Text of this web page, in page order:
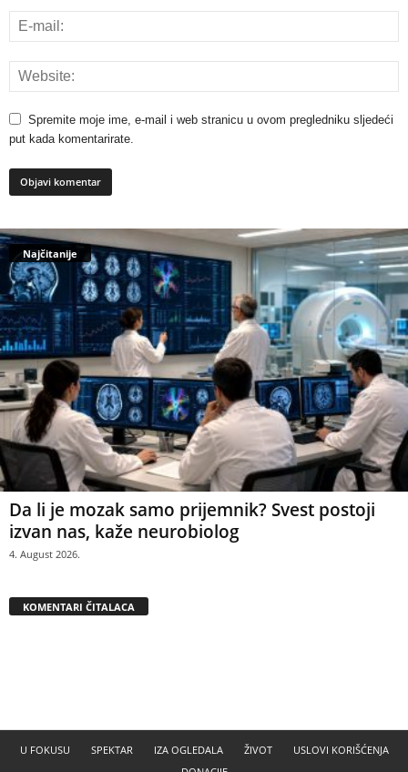
Spremite moje ime, e-mail i web stranicu u ovom pregledniku sljedeći
put kada komentarirate.
Najčitanije
Da li je mozak samo prijemnik? Svest postoji
izvan nas, kaže neurobiolog
4. August 2026.
KOMENTARI ČITALACA
U FOKUSU SPEKTAR IZA OGLEDALA ŽIVOT
USLOVI KORIŠĆENJA